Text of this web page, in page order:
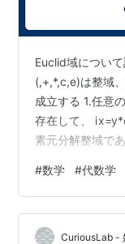
Euclid域につい
(,+,*,c,e)は整域
成立する 1.任意
存在して、
素元分解整域であ
#数学 #代数学
CuriousLab -